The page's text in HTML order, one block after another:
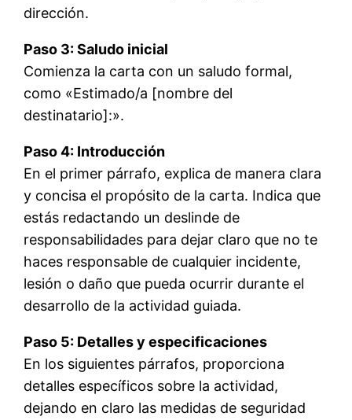
dirección.
Paso 3: Saludo inicial
Comienza la carta con un saludo formal,
como «Estimado/a [nombre del
destinatario]:».
Paso 4: Introducción
En el primer párrafo, explica de manera clara
y concisa el propósito de la carta. Indica que
estás redactando un deslinde de
responsabilidades para dejar claro que no te
haces responsable de cualquier incidente,
lesión o daño que pueda ocurrir durante el
desarrollo de la actividad guiada.
Paso 5: Detalles y especificaciones
En los siguientes párrafos, proporciona
detalles específicos sobre la actividad,
dejando en claro las medidas de seguridad